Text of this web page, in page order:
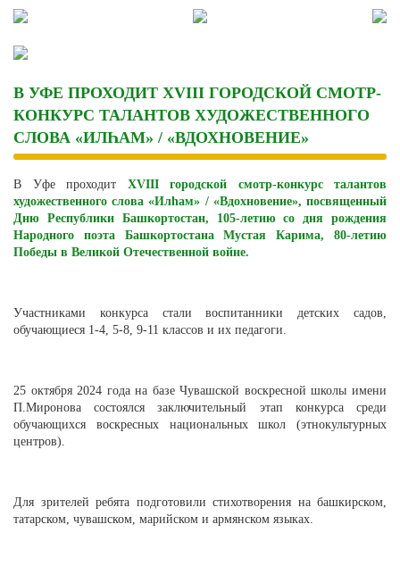
Skip
content
В УФЕ ПРОХОДИТ XVIII ГОРОДСКОЙ СМОТР-
КОНКУРС ТАЛАНТОВ ХУДОЖЕСТВЕННОГО
СЛОВА «ИЛҺАМ» / «ВДОХНОВЕНИЕ»
В Уфе проходит XVIII городской смотр-конкурс талантов
художественного слова «Илһам» / «Вдохновение», посвященный
Дню Республики Башкортостан, 105-летию со дня рождения
Народного поэта Башкортостана Мустая Карима, 80-летию
Победы в Великой Отечественной войне.
Участниками конкурса стали воспитанники детских садов,
обучающиеся 1-4, 5-8, 9-11 классов и их педагоги.
25 октября 2024 года на базе Чувашской воскресной школы имени
П.Миронова состоялся заключительный этап конкурса среди
обучающихся воскресных национальных школ (этнокультурных
центров).
Для зрителей ребята подготовили стихотворения на башкирском,
татарском, чувашском, марийском и армянском языках.